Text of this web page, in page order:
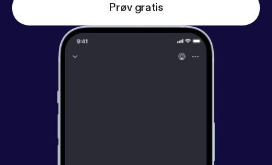
Prøv gratis